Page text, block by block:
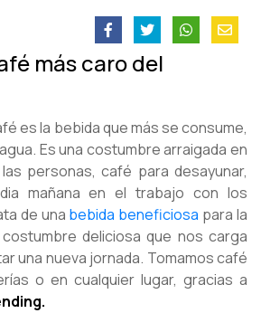
más caro del
es la bebida que más se consume,
Es una costumbre arraigada en
personas, café para desayunar,
mañana en el trabajo con los
de una bebida beneficiosa para la
deliciosa que nos carga
una nueva jornada. Tomamos café
o en cualquier lugar, gracias a